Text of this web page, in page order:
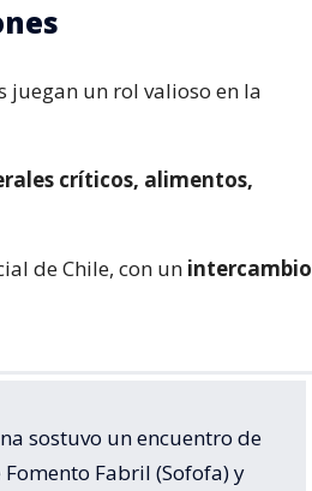
juegan un rol valioso en la
críticos, alimentos,
de Chile, con un intercambio
sostuvo un encuentro de
Fabril (Sofofa) y